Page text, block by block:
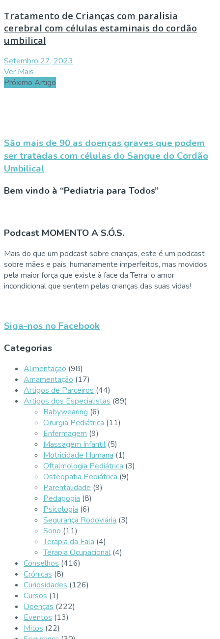
Tratamento de Crianças com paralisia
cerebral com células estaminais do cordão
umbilical
Setembro 27, 2023
Ver Mais
Próximo Artigo
São mais de 90 as doenças graves que podem
ser tratadas com células do Sangue do Cordão
Umbilical
Bem vindo à “Pediatria para Todos”
Podcast MOMENTO A S.Ó.S.
Mais do que um podcast sobre crianças, este é um podcast
sobre mães e pais, humanamente imperfeitos, mas movidos
pela maior força que existe à face da Terra: o amor
incondicional que sentem pelas crianças das suas vidas!
Siga-nos no Facebook
Categorias
Alimentação (98)
Amamentação (17)
Artigos de Parceiros (44)
Artigos dos Especialistas (89)
Babywearing (6)
Cirurgia Pediátrica (11)
Enfermagem (9)
Massagem Infantil (5)
Motricidade Humana (1)
Oftalmologia Pediátrica (3)
Osteopatia Pediátrica (9)
Parentalidade (9)
Pedagogia (8)
Psicologia (6)
Segurança Rodoviária (3)
Sono (11)
Terapia da Fala (4)
Terapia Ocupacional (4)
Conselhos (416)
Crónicas (8)
Curiosidades (126)
Cursos (1)
Doenças (222)
Eventos (13)
Mitos (22)